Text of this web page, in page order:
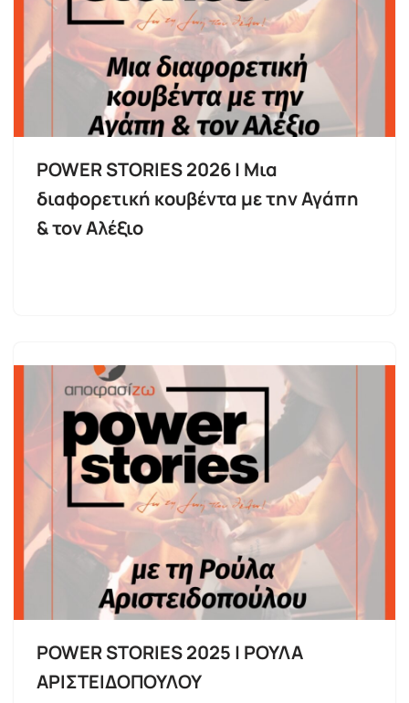
POWER STORIES 2026 | Μια
διαφορετική κουβέντα με την Αγάπη
& τον Αλέξιο
POWER STORIES 2025 | ΡΟΥΛΑ
ΑΡΙΣΤΕΙΔΟΠΟΥΛΟΥ